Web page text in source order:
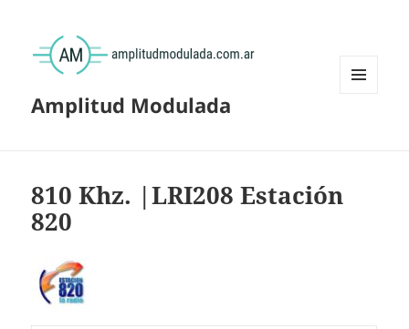
Amplitud Modulada
810 Khz. |LRI208 Estación
820